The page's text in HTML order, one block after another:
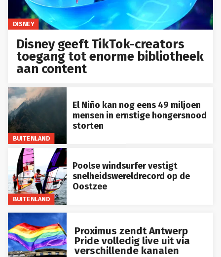
DISNEY
Disney geeft TikTok-creators
toegang tot enorme bibliotheek
aan content
BUITENLAND
El Niño kan nog eens 49 miljoen
mensen in ernstige hongersnood
storten
BUITENLAND
Poolse windsurfer vestigt
snelheidswereldrecord op de
Oostzee
Proximus zendt Antwerp
Pride volledig live uit via
verschillende kanalen